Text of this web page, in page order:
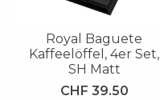
Royal Baguete
Kaffeelöffel, 4er Set,
SH Matt
CHF 39.50